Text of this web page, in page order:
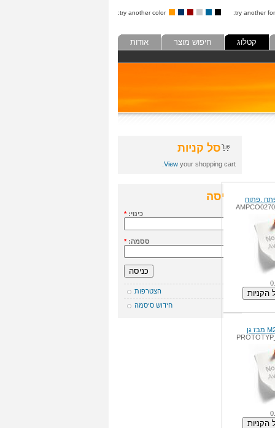
try another color: try another
אודות חיפוש מוצר קטלוג
סל קניות
Viewyour shopping cart.
כניסה
כינוי:*
ססמה:*
הצטרפות
חידוש סיסמה